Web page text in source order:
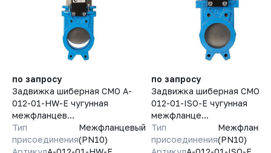
по запросу
Задвижка шиберная СМО A-
012-01-HW-E чугунная
межфланцев...
Тип
присоединения
Межфланцевый
(PN10)
по запросу
Задвижка шиберная СМО A-
012-01-ISO-E чугунная
межфланце...
Тип
присоединения(PN10)